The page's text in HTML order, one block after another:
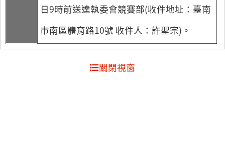
日9時前送達執委會競賽部(收件地址：臺南
市南區體育路10號 收件人：許聖宗)。
關閉視窗